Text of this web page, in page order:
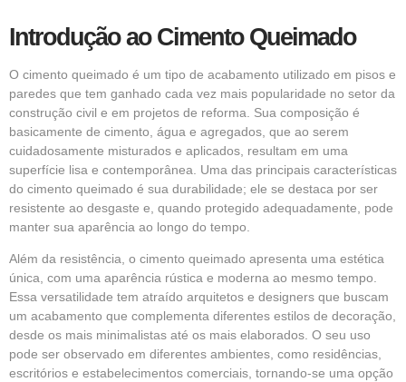
Introdução ao Cimento Queimado
O cimento queimado é um tipo de acabamento utilizado em pisos e
paredes que tem ganhado cada vez mais popularidade no setor da
construção civil e em projetos de reforma. Sua composição é
basicamente de cimento, água e agregados, que ao serem
cuidadosamente misturados e aplicados, resultam em uma
superfície lisa e contemporânea. Uma das principais características
do cimento queimado é sua durabilidade; ele se destaca por ser
resistente ao desgaste e, quando protegido adequadamente, pode
manter sua aparência ao longo do tempo.
Além da resistência, o cimento queimado apresenta uma estética
única, com uma aparência rústica e moderna ao mesmo tempo.
Essa versatilidade tem atraído arquitetos e designers que buscam
um acabamento que complementa diferentes estilos de decoração,
desde os mais minimalistas até os mais elaborados. O seu uso
pode ser observado em diferentes ambientes, como residências,
escritórios e estabelecimentos comerciais, tornando-se uma opção